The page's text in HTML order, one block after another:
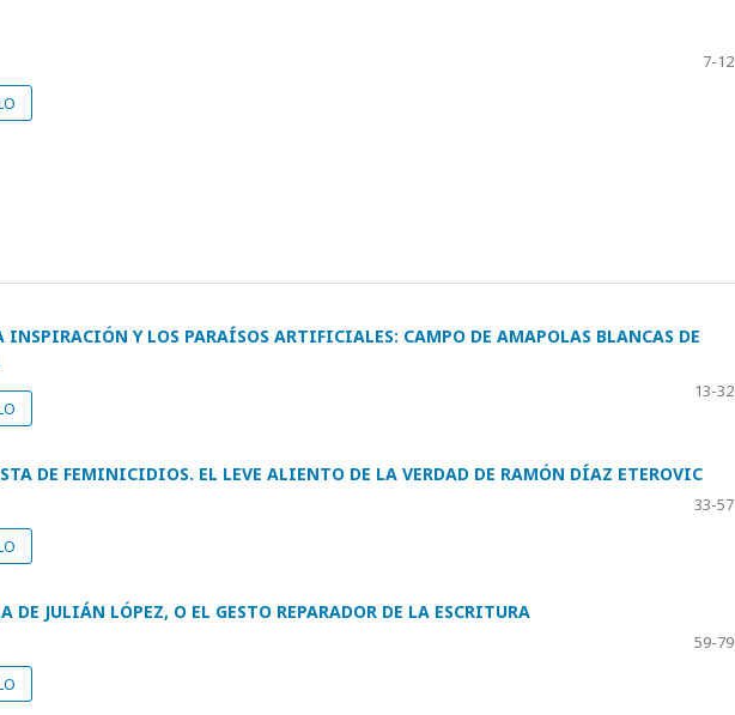
7-12
INSPIRACIÓN Y LOS PARAÍSOS ARTIFICIALES: CAMPO DE AMAPOLAS BLANCAS DE
13-32
DE FEMINICIDIOS. EL LEVE ALIENTO DE LA VERDAD DE RAMÓN DÍAZ ETEROVIC
33-57
DE JULIÁN LÓPEZ, O EL GESTO REPARADOR DE LA ESCRITURA
59-79